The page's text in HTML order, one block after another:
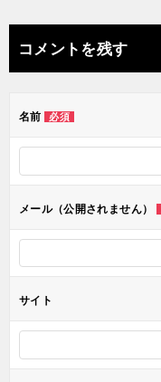
ナ
ビ
ー
ン
コメントを残す
名前 必須
メール（公開されません）
サイト